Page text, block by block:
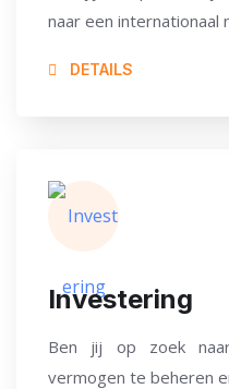
naar een internationaal
DETAILS
Investering
Ben jij op zoek
vermogen te beheren